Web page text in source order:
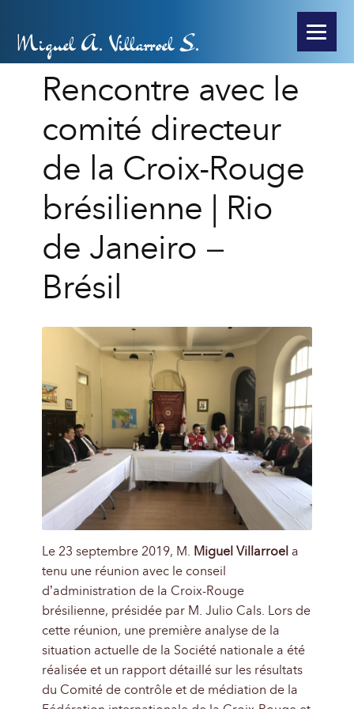
Miguel A. Villarroel S.
Rencontre avec le
comité directeur
de la Croix-Rouge
brésilienne | Rio
de Janeiro –
Brésil
Le 23 septembre 2019, M. Miguel Villarroel a
tenu une réunion avec le conseil
d’administration de la Croix-Rouge
brésilienne, présidée par M. Julio Cals. Lors de
cette réunion, une première analyse de la
situation actuelle de la Société nationale a été
réalisée et un rapport détaillé sur les résultats
du Comité de contrôle et de médiation de la